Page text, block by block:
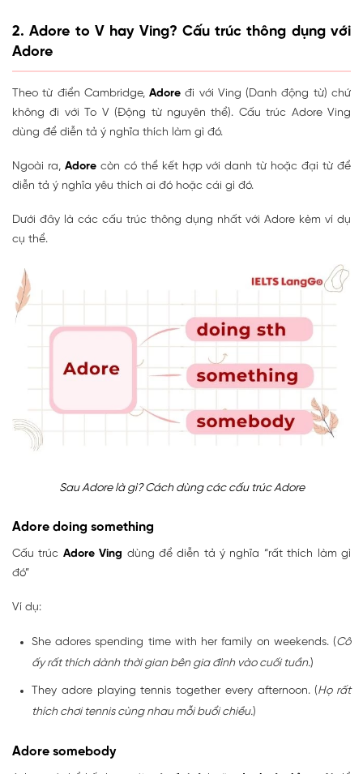
2. Adore to V hay Ving? Cấu trúc thông dụng với
Adore
Theo từ điển Cambridge,Adoređi với Ving (Danh động từ) chứ
không đi với To V (Động từ nguyên thể). Cấu trúc Adore Ving
dùng để diễn tả ý nghĩa thích làm gì đó.
Ngoài ra, Adore còn có thể kết hợp với danh từ hoặc đại từ để
diễn tả ý nghĩa yêu thích ai đó hoặc cái gì đó.
Dưới đây là các cấu trúc thông dụng nhất với Adore kèm ví dụ
cụ thể.
Sau Adore là gì? Cách dùng các cấu trúc Adore
Adore doing something
Cấu trúc Adore Ving dùng để diễn tả ý nghĩa “rất thích làm gì
đó”
Ví dụ:
She adores spending time with her family on weekends. (Cô
ấy rất thích dành thời gian bên gia đình vào cuối tuần.)
They adore playing tennis together every afternoon. (Họ rất
thích chơi tennis cùng nhau mỗi buổi chiều.)
Adore somebody